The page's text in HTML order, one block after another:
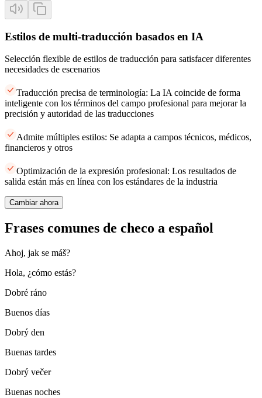
Estilos de multi-traducción basados en IA
Selección flexible de estilos de traducción para satisfacer diferentes
necesidades de escenarios
Traducción precisa de terminología: La IA coincide de forma
inteligente con los términos del campo profesional para mejorar la
precisión y autoridad de las traducciones
Admite múltiples estilos: Se adapta a campos técnicos, médicos,
financieros y otros
Optimización de la expresión profesional: Los resultados de
salida están más en línea con los estándares de la industria
Cambiar ahora
Frases comunes de checo a español
Ahoj, jak se máš?
Hola, ¿cómo estás?
Dobré ráno
Buenos días
Dobrý den
Buenas tardes
Dobrý večer
Buenas noches